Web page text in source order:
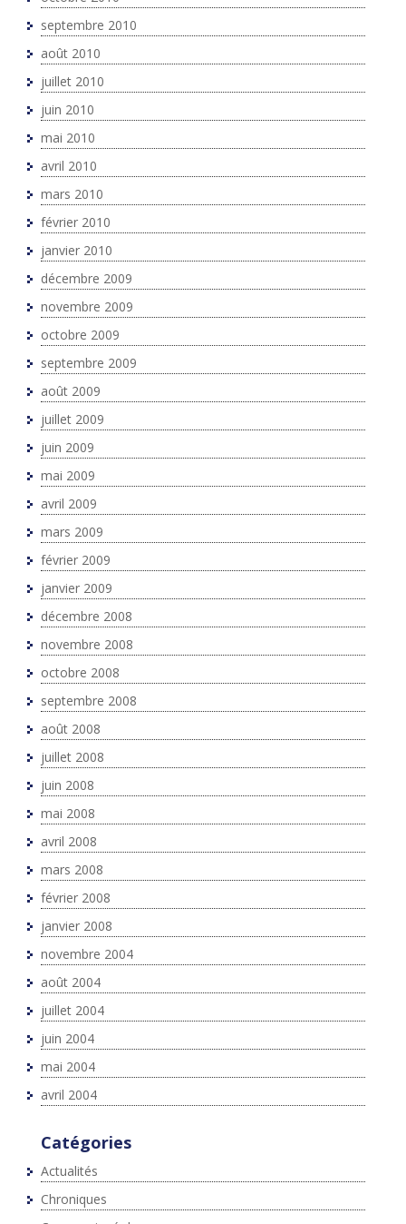
septembre 2010
août 2010
juillet 2010
juin 2010
mai 2010
avril 2010
mars 2010
février 2010
janvier 2010
décembre 2009
novembre 2009
octobre 2009
septembre 2009
août 2009
juillet 2009
juin 2009
mai 2009
avril 2009
mars 2009
février 2009
janvier 2009
décembre 2008
novembre 2008
octobre 2008
septembre 2008
août 2008
juillet 2008
juin 2008
mai 2008
avril 2008
mars 2008
février 2008
janvier 2008
novembre 2004
août 2004
juillet 2004
juin 2004
mai 2004
avril 2004
Catégories
Actualités
Chroniques